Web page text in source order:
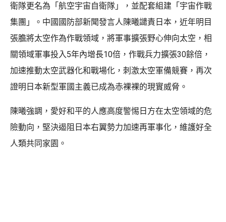
衛隊更名為「航空宇宙自衛隊」，並配套組建「宇宙作戰
集團」。中國國防部新聞發言人陳曦譴責日本，近年明目
張膽將太空作為作戰領域，將軍事擴張野心伸向太空，相
關領域軍事投入5年內增長10倍，作戰兵力擴張30餘倍，
加速推動太空武器化和戰場化，刺激太空軍備競賽，再次
證明日本新型軍國主義已成為赤裸裸的現實威脅。
陳曦強調，愛好和平的人應高度警惕日方在太空領域的危
險動向，堅決遏阻日本右翼勢力加速再軍事化，維護好全
人類共同家園。